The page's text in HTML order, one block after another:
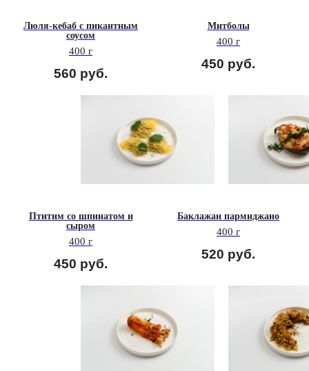
Люля-кебаб с пикантным
соусом
400 г
560 руб.
Митболы
400 г
450 руб.
Птитим со шпинатом и
сыром
400 г
450 руб.
Баклажан пармиджано
400 г
520 руб.